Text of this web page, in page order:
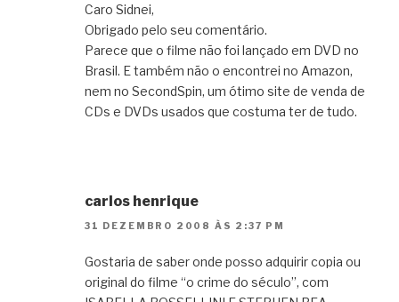
Caro Sidnei,
Obrigado pelo seu comentário.
Parece que o filme não foi lançado em DVD no
Brasil. E também não o encontrei no Amazon,
nem no SecondSpin, um ótimo site de venda de
CDs e DVDs usados que costuma ter de tudo.
carlos henrique
31 DEZEMBRO 2008 ÀS 2:37 PM
Gostaria de saber onde posso adquirir copia ou
original do filme “o crime do século”, com